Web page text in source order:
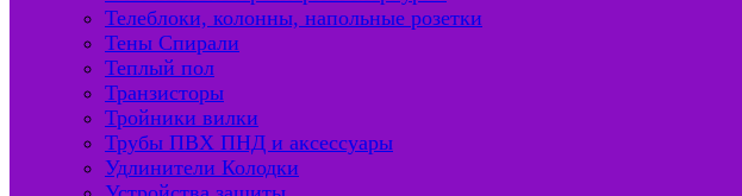
Телеблоки, колонны, напольные розетки
Тены Спирали
Теплый пол
Транзисторы
Тройники вилки
Трубы ПВХ ПНД и аксессуары
Удлинители Колодки